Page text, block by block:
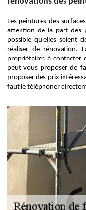
Les peintures des
attention de la part des
possible qu'elles soient
réaliser de rénovation.
propriétaires à contacter
peut vous proposer de
proposer des prix
faut le téléphoner